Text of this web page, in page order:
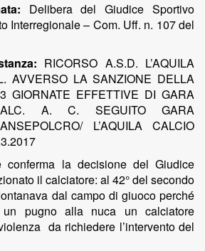
Delibera del Giudice Sportivo
Interregionale – Com. Uff. n. 107 del
RICORSO A.S.D. L’AQUILA
AVVERSO LA SANZIONE DELLA
GIORNATE EFFETTIVE DI GARA
A. C. SEGUITO GARA
L’AQUILA CALCIO
conferma la decisione del Giudice
il calciatore: al 42° del secondo
dal campo di giuoco perché
pugno alla nuca un calciatore
da richiedere l’intervento del